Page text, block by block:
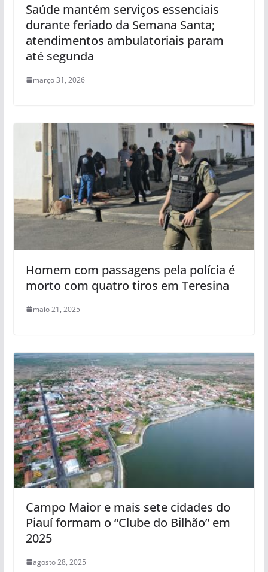
Saúde mantém serviços essenciais
durante feriado da Semana Santa;
atendimentos ambulatoriais param
até segunda
março 31, 2026
Homem com passagens pela polícia é
morto com quatro tiros em Teresina
maio 21, 2025
Campo Maior e mais sete cidades do
Piauí formam o “Clube do Bilhão” em
2025
agosto 28, 2025